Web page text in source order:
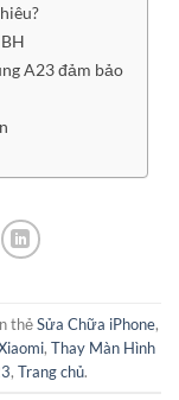
A23 đảm bảo
thẻSửa Chữa iPhone,
, Thay Màn Hình
, Trang chủ.